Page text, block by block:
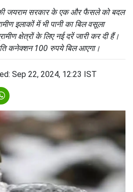
जयराम सरकार के एक और फैसले को बदल
इलाकों में भी पानी का बिल वसूला
क्षेत्रों के लिए नई दरें जारी कर दी हैं।
कनेक्शन 100 रुपये बिल आएगा।
Sep 22, 2024, 12:23 IST